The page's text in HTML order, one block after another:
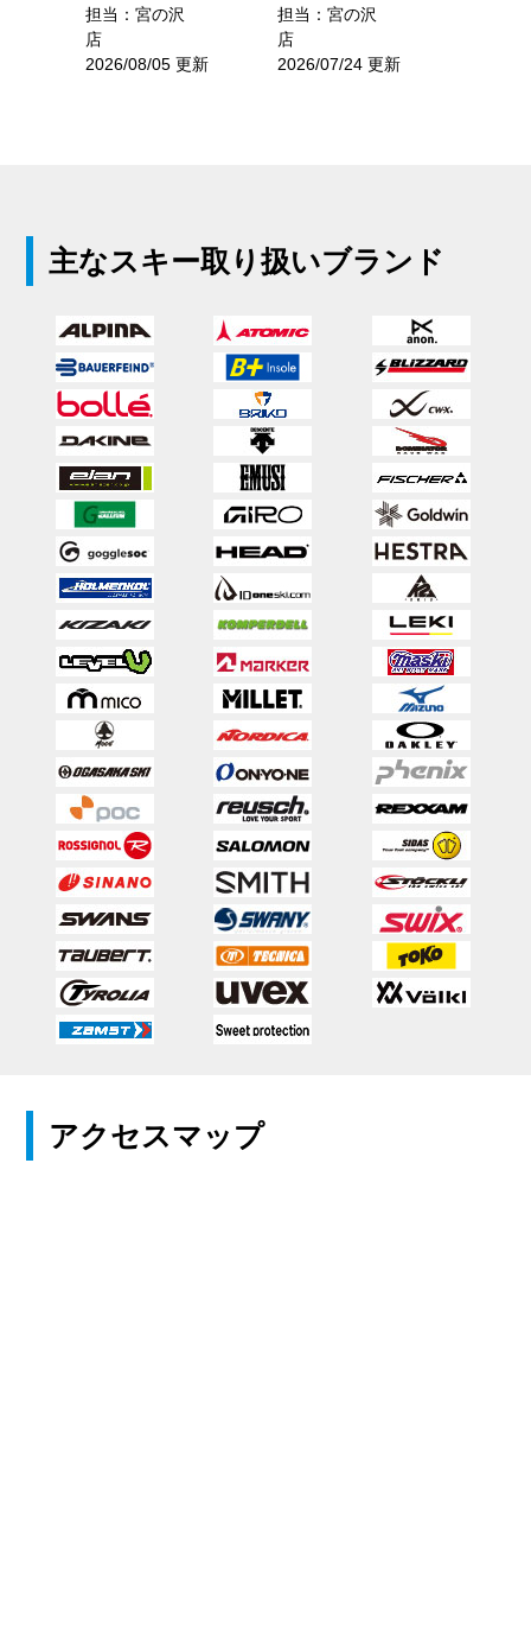
担当：宮の沢
店
2026/08/05 更新
担当：宮の沢
店
2026/07/24 更新
主なスキー取り扱いブランド
アクセスマップ